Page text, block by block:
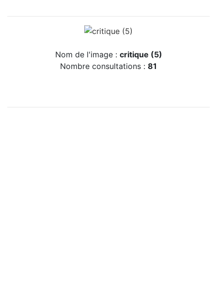
Nom de l'image : critique (5)
Nombre consultations : 81